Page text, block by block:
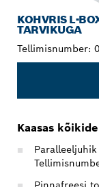
KOHVRIS L-
TARVIKUGA
Tellimisnumber:
Kaasas
Paralleeljuhik